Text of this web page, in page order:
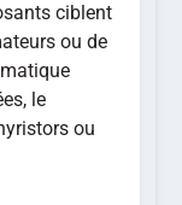
ciblent
ou de
le
ou